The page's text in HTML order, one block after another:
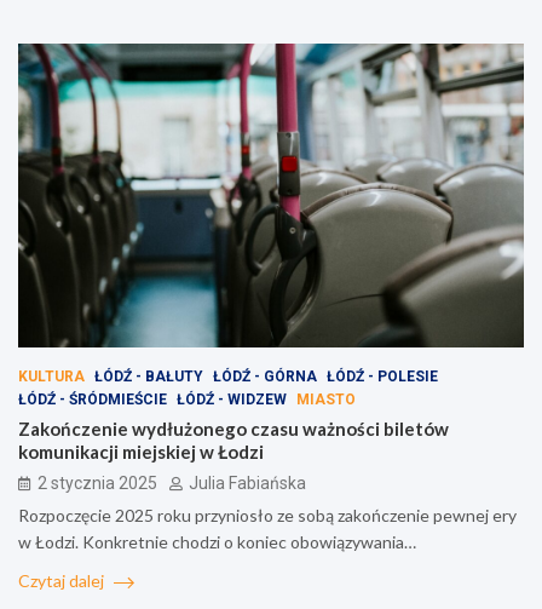
KULTURA ŁÓDŹ - BAŁUTY ŁÓDŹ - GÓRNA ŁÓDŹ - POLESIE
ŁÓDŹ - ŚRÓDMIEŚCIE ŁÓDŹ - WIDZEW MIASTO
Zakończenie wydłużonego czasu ważności biletów
komunikacji miejskiej w Łodzi
2 stycznia 2025 Julia Fabiańska
Rozpoczęcie 2025 roku przyniosło ze sobą zakończenie pewnej ery
w Łodzi. Konkretnie chodzi o koniec obowiązywania…
Czytaj dalej